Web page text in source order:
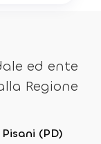
ed ente
Regione
(PD)